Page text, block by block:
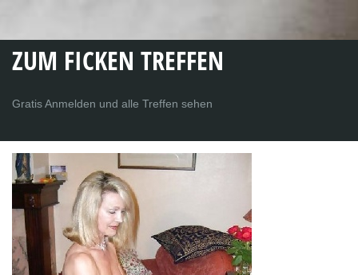
ZUM FICKEN TREFFEN
Gratis Anmelden und alle Treffen sehen